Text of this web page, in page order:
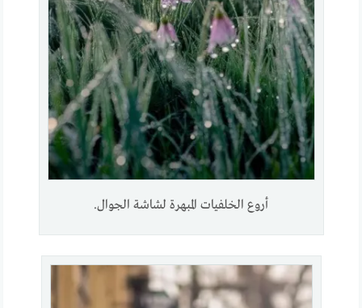
أروع الخلفيات المبهرة لشاشة الجوال.